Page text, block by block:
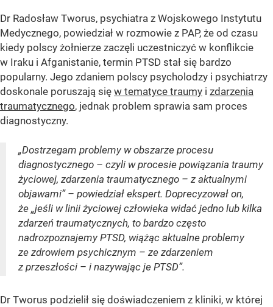
Dr Radosław Tworus, psychiatra z Wojskowego Instytutu
Medycznego, powiedział w rozmowie z PAP, że od czasu
kiedy polscy żołnierze zaczęli uczestniczyć w konflikcie
w Iraku i Afganistanie, termin PTSD stał się bardzo
popularny. Jego zdaniem polscy psycholodzy i psychiatrzy
doskonale poruszają się w tematyce traumy i zdarzenia
traumatycznego, jednak problem sprawia sam proces
diagnostyczny.
„Dostrzegam problemy w obszarze procesu
diagnostycznego – czyli w procesie powiązania traumy
życiowej, zdarzenia traumatycznego – z aktualnymi
objawami” – powiedział ekspert. Doprecyzował on,
że „jeśli w linii życiowej człowieka widać jedno lub kilka
zdarzeń traumatycznych, to bardzo często
nadrozpoznajemy PTSD, wiążąc aktualne problemy
ze zdrowiem psychicznym – ze zdarzeniem
z przeszłości – i nazywając je PTSD”.
Dr Tworus podzielił się doświadczeniem z kliniki, w której